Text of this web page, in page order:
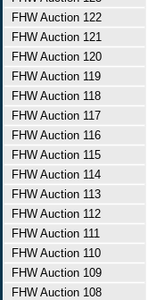
FHW Auction 122
FHW Auction 121
FHW Auction 120
FHW Auction 119
FHW Auction 118
FHW Auction 117
FHW Auction 116
FHW Auction 115
FHW Auction 114
FHW Auction 113
FHW Auction 112
FHW Auction 111
FHW Auction 110
FHW Auction 109
FHW Auction 108